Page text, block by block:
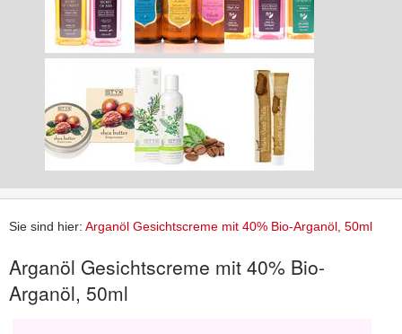
Sie sind hier: Arganöl Gesichtscreme mit 40% Bio-Arganöl, 50ml
Arganöl Gesichtscreme mit 40% Bio-
Arganöl, 50ml